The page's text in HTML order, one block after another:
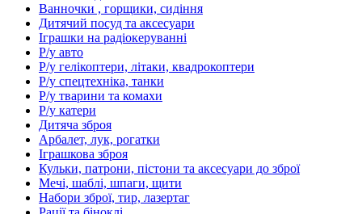
Ванночки , горщики, сидіння
Дитячий посуд та аксесуари
Іграшки на радіокеруванні
Р/у авто
Р/у гелікоптери, літаки, квадрокоптери
Р/у спецтехніка, танки
Р/у тварини та комахи
Р/у катери
Дитяча зброя
Арбалет, лук, рогатки
Іграшкова зброя
Кульки, патрони, пістони та аксесуари до зброї
Мечі, шаблі, шпаги, щити
Набори зброї, тир, лазертаг